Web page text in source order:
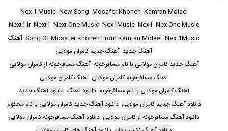
Kamran Molaei
Mosafer Khoneh
New Song
Nex 1 Music
Nex One Music
Nex1
Nex1Music
Next One Music
Next1
Next1.ir
Next1Music
Song Of Mosafer Khoneh From Kamran Molaei آهنگ
آهنگ جدید آهنگ جدید کامران مولایی
آهنگ جدید کامران مولایی با نام مسافرخونه آهنگ مسافرخونه از کامران مولایی
آهنگ مسافرخونه کامران مولایی آهنگ کامران مولایی
آهنگ کامران مولایی با نام مسافرخونه دانلود آهنگ دانلود آهنگ جدید
دانلود آهنگ جدید کامران مولایی دانلود آهنگ جدید کامران مولایی با نام محکوم
دانلود آهنگ مسافرخونه از کامران مولایی دانلود آهنگ مسافرخونه کامران مولایی